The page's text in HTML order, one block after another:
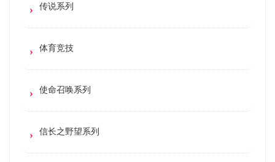
传说系列
体育竞技
使命召唤系列
信长之野望系列